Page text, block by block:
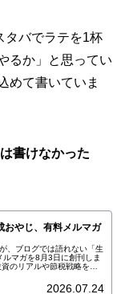
タバでラテを1杯
るか」と思ってい
めて書いていま
書けなかった
おやじ、有料メルマガ
、ブログでは語れない「生
ルマガを8月3日に創刊しま
のリアルや節税戦略を発
2026.07.24